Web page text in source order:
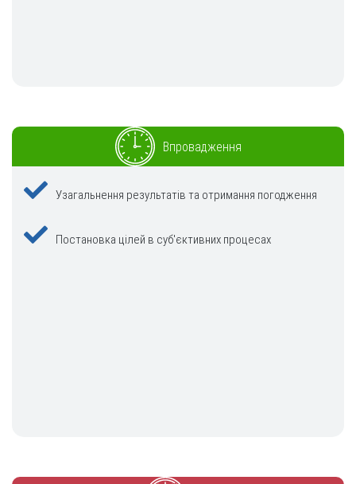
Впровадження
Узагальнення результатів та отримання погодження
Постановка цілей в суб'єктивних процесах